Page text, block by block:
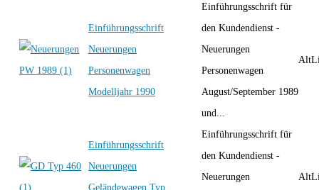
Einführungsschrift
Neuerungen
Personenwagen
Modelljahr 1990
Einführungsschrift für
den Kundendienst -
Neuerungen
Personenwagen
August/September 1989
und...
Einführungsschrift
Neuerungen
Geländewagen Typ
Einführungsschrift für
den Kundendienst -
Neuerungen